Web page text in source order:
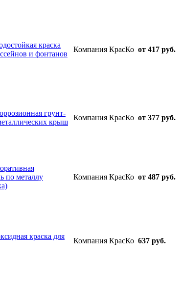
краска
и фонтанов
Компания КрасКо от 417 руб.
грунт-
крыш
Компания КрасКо от 377 руб.
по металлу
Компания КрасКо от 487 руб.
краска для
Компания КрасКо 637 руб.